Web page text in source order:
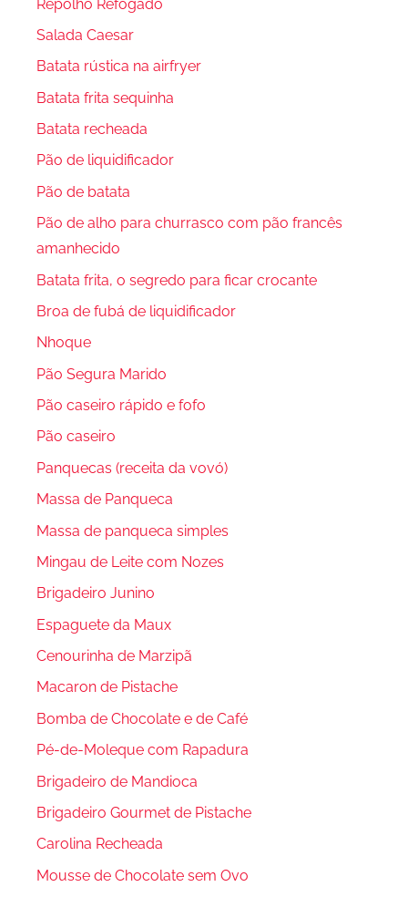
Repolho Refogado
Salada Caesar
Batata rústica na airfryer
Batata frita sequinha
Batata recheada
Pão de liquidificador
Pão de batata
Pão de alho para churrasco com pão francês
amanhecido
Batata frita, o segredo para ficar crocante
Broa de fubá de liquidificador
Nhoque
Pão Segura Marido
Pão caseiro rápido e fofo
Pão caseiro
Panquecas (receita da vovó)
Massa de Panqueca
Massa de panqueca simples
Mingau de Leite com Nozes
Brigadeiro Junino
Espaguete da Maux
Cenourinha de Marzipã
Macaron de Pistache
Bomba de Chocolate e de Café
Pé-de-Moleque com Rapadura
Brigadeiro de Mandioca
Brigadeiro Gourmet de Pistache
Carolina Recheada
Mousse de Chocolate sem Ovo